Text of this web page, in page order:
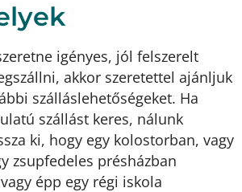
Rákóczi u. 40.
igényes, jól felszerelt
akkor szeretettel ajánljuk
szálláslehetőségeket. Ha
szállást keres, nálunk
ki, hogy egy kolostorban, vagy
zsupfedeles présházban
épp egy régi iskola